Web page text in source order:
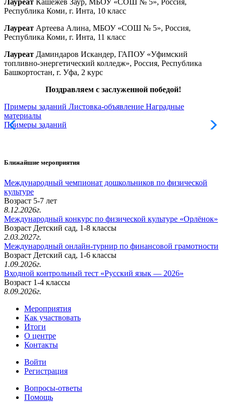
Лауреат Кашежев Заур, МБОУ «СОШ № 5», Россия,
Республика Коми, г. Инта, 10 класс
Лауреат Артеева Алина, МБОУ «СОШ № 5», Россия,
Республика Коми, г. Инта, 11 класс
Лауреат Даминдаров Искандер, ГАПОУ «Уфимский
топливно-энергетический колледж», Россия, Республика
Башкортостан, г. Уфа, 2 курс
Поздравляем с заслуженной победой!
Примеры заданий Листовка-объявление Наградные
материалы
Примеры заданий
Ближайшие мероприятия
Международный чемпионат дошкольников по физической
культуре
Возраст 5-7 лет
8.12.2026г.
Международный конкурс по физической культуре «Орлёнок»
Возраст Детский сад, 1-8 классы
2.03.2027г.
Международный онлайн-турнир по финансовой грамотности
Возраст Детский сад, 1-6 классы
1.09.2026г.
Входной контрольный тест «Русский язык — 2026»
Возраст 1-4 классы
8.09.2026г.
Мероприятия
Как участвовать
Итоги
О центре
Контакты
Войти
Регистрация
Вопросы-ответы
Помощь